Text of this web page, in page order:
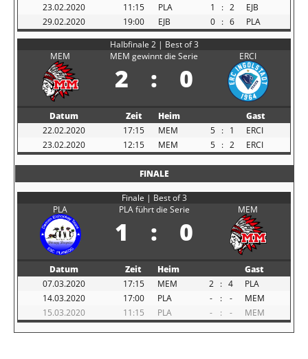
23.02.2020
11:15 PLA 1 : 2
EJB
29.02.2020
19:00 EJB 0 : 6
PLA
Halbfinale 2 | Best of 3
ERCI
MEM MEM gewinnt die Serie
2 : 0
Datum Zeit Heim
Gast
22.02.2020
17:15 MEM 5 : 1
ERCI
23.02.2020
12:15 MEM 5 : 2 ERCI
FINALE
Finale | Best of 3
MEM
PLA PLA führt die Serie
1 : 0
Datum Zeit Heim
Gast
07.03.2020
17:15 MEM 2 : 4
PLA
14.03.2020
17:00 PLA - : -
MEM
15.03.2020
11:15 PLA - : - MEM